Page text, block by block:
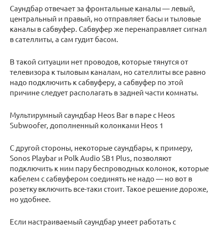
Саундбар отвечает за фронтальные каналы — левый,
центральный и правый, но отправляет басы и тыловые
каналы в сабвуфер. Сабвуфер же перенаправляет сигнал
в сателлиты, а сам гудит басом.
В такой ситуации нет проводов, которые тянутся от
телевизора к тыловым каналам, но сателлиты все равно
надо подключить к сабвуферу, а сабвуфер по этой
причине следует располагать в задней части комнаты.
Мультирумный саундбар Heos Bar в паре с Heos
Subwoofer, дополненный колонками Heos 1
С другой стороны, некоторые саундбары, к примеру,
Sonos Playbar и Polk Audio SB1 Plus, позволяют
подключить к ним пару беспроводных колонок, которые
кабелем с сабвуфером соединять не надо — но вот в
розетку включить все-таки стоит. Такое решение дороже,
но удобнее.
Если настраиваемый саундбар умеет работать с